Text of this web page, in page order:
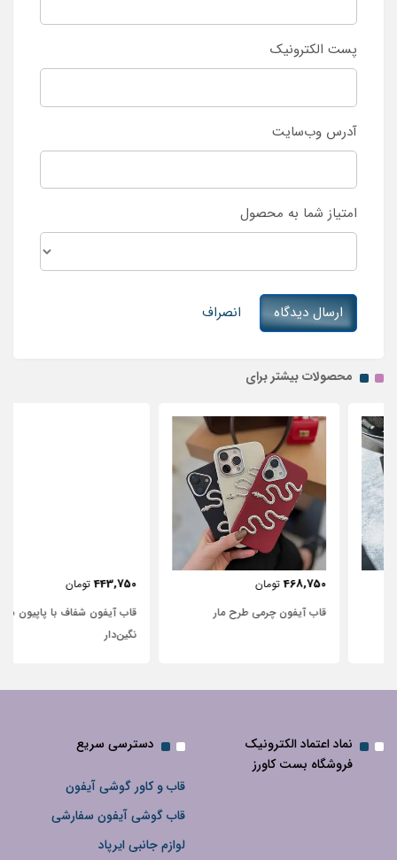
پست الکترونیک
آدرس وب‌سایت
امتیاز شما به محصول
ارسال دیدگاه انصراف
محصولات بیشتر برای
تومان
قاب آیفون چرمی طرح مار
تومان
قاب آیفون شفاف با پاپیون سفید و
نماد اعتماد الکترونیک
فروشگاه بست کاورز
دسترسی سریع
قاب و کاور گوشی آیفون
قاب گوشی آیفون سفارشی
لوازم جانبی ایرپاد